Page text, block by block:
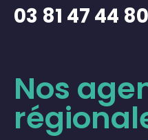
03 81 47 44 80
Nos